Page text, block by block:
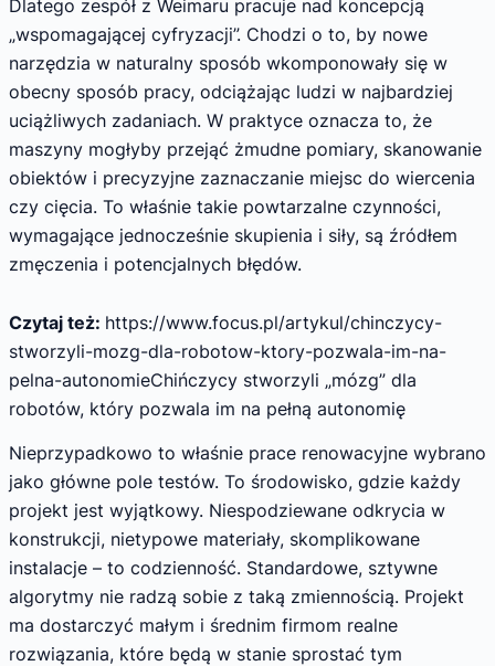
Dlatego zespół z Weimaru pracuje nad koncepcją
„wspomagającej cyfryzacji”. Chodzi o to, by nowe
narzędzia w naturalny sposób wkomponowały się w
obecny sposób pracy, odciążając ludzi w najbardziej
uciążliwych zadaniach. W praktyce oznacza to, że
maszyny mogłyby przejąć żmudne pomiary, skanowanie
obiektów i precyzyjne zaznaczanie miejsc do wiercenia
czy cięcia. To właśnie takie powtarzalne czynności,
wymagające jednocześnie skupienia i siły, są źródłem
zmęczenia i potencjalnych błędów.
Czytaj też: https://www.focus.pl/artykul/chinczycy-
stworzyli-mozg-dla-robotow-ktory-pozwala-im-na-
pelna-autonomieChińczycy stworzyli „mózg” dla
robotów, który pozwala im na pełną autonomię
Nieprzypadkowo to właśnie prace renowacyjne wybrano
jako główne pole testów. To środowisko, gdzie każdy
projekt jest wyjątkowy. Niespodziewane odkrycia w
konstrukcji, nietypowe materiały, skomplikowane
instalacje – to codzienność. Standardowe, sztywne
algorytmy nie radzą sobie z taką zmiennością. Projekt
ma dostarczyć małym i średnim firmom realne
rozwiązania, które będą w stanie sprostać tym